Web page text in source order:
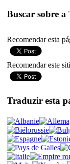
Buscar sobre a
Recomendar esta
Recomendar este
Traduzir esta